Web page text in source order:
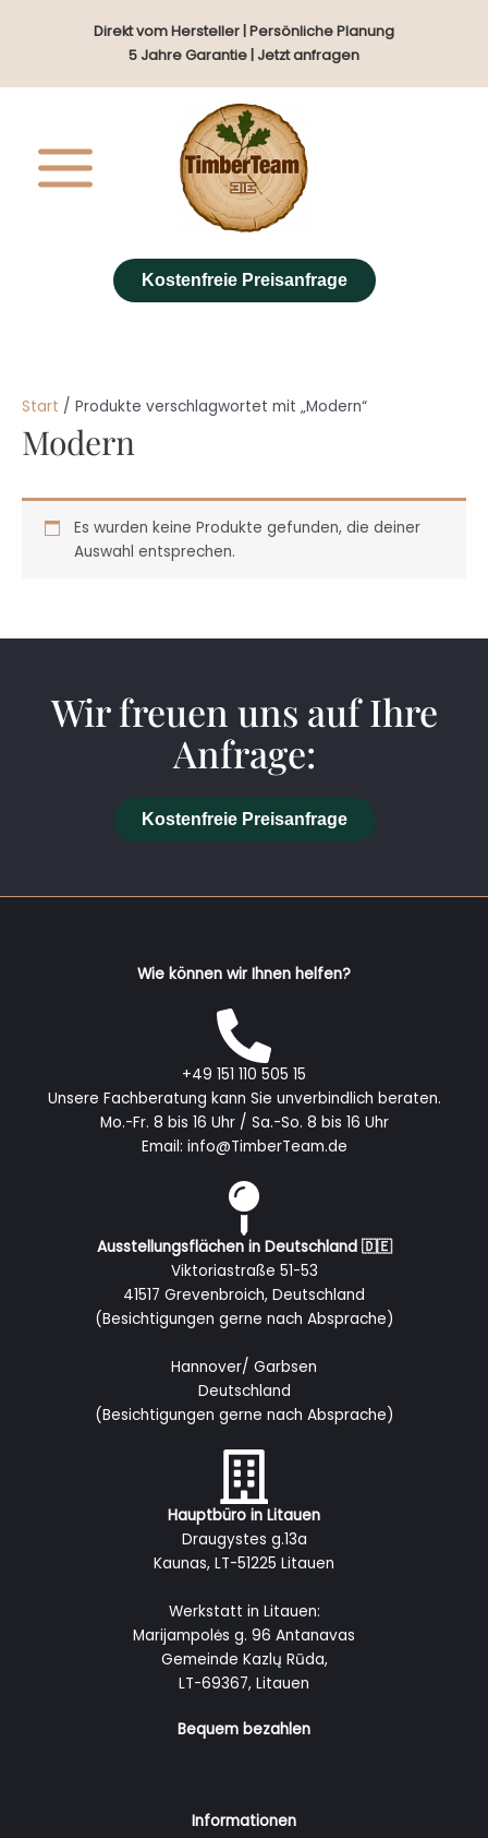
Direkt vom Hersteller | Persönliche Planung
5 Jahre Garantie | Jetzt anfragen
Kostenfreie Preisanfrage
Start / Produkte verschlagwortet mit „Modern“
Modern
Es wurden keine Produkte gefunden, die deiner
Auswahl entsprechen.
Wir freuen uns auf Ihre
Anfrage:
Kostenfreie Preisanfrage
Wie können wir Ihnen helfen?
+49 151 110 505 15
Unsere Fachberatung kann Sie unverbindlich beraten.
Mo.-Fr. 8 bis 16 Uhr / Sa.-So. 8 bis 16 Uhr
Email: info@TimberTeam.de
Ausstellungsflächen in Deutschland 🇩🇪
Viktoriastraße 51-53
41517 Grevenbroich, Deutschland
(Besichtigungen gerne nach Absprache)
Hannover/ Garbsen
Deutschland
(Besichtigungen gerne nach Absprache)
Hauptbüro in Litauen
Draugystes g.13a
Kaunas, LT-51225 Litauen
Werkstatt in Litauen:
Marijampolės g. 96 Antanavas
Gemeinde Kazlų Rūda,
LT-69367, Litauen
Bequem bezahlen
Informationen